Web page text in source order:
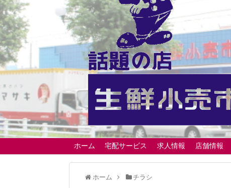
ホーム 宅配サービス 求人情報 店舗情報
ホーム チラシ